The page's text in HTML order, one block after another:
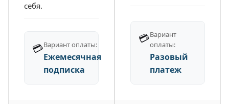
себя.
Вариант оплаты:
Ежемесячная
подписка
Вариант
оплаты:
Разовый
платеж